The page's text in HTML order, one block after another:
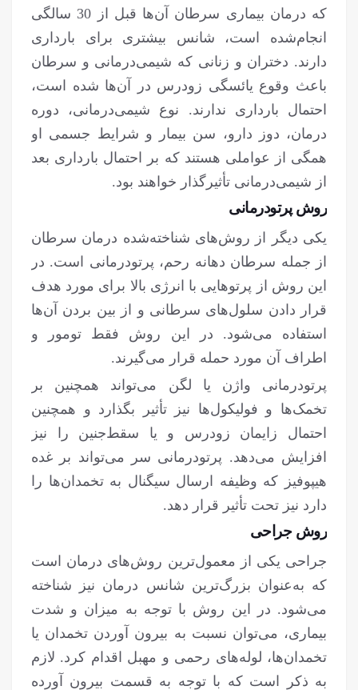
که درمان بیماری سرطان آن‌ها قبل از 30 سالگی
انجام‌شده است، شانس بیشتری برای بارداری
دارند. دختران و زنانی که شیمی‌درمانی و سرطان
باعث وقوع یائسگی زودرس در آن‌ها شده است،
احتمال بارداری ندارند. نوع شیمی‌درمانی، دوره
درمان، دوز دارو، سن بیمار و شرایط جسمی او
همگی از عواملی هستند که بر احتمال بارداری بعد
از شیمی‌درمانی تأثیرگذار خواهند بود.
روش پرتودرمانی
یکی دیگر از روش‌های شناخته‌شده درمان سرطان
از جمله سرطان دهانه رحم، پرتودرمانی است. در
این روش از پرتوهایی با انرژی بالا برای مورد هدف
قرار دادن سلول‌های سرطانی و از بین بردن آن‌ها
استفاده می‌شود. در این روش فقط تومور و
اطراف آن مورد حمله قرار می‌گیرند.
پرتودرمانی واژن یا لگن می‌تواند همچنین بر
تخمک‌ها و فولیکول‌ها نیز تأثیر بگذارد و همچنین
احتمال زایمان زودرس و یا سقط‌جنین را نیز
افزایش می‌دهد. پرتودرمانی سر می‌تواند بر غده
هیپوفیز که وظیفه ارسال سیگنال به تخمدان‌ها را
دارد نیز تحت تأثیر قرار دهد.
روش جراحی
جراحی یکی از معمول‌ترین روش‌های درمان است
که به‌عنوان بزرگ‌ترین شانس درمان نیز شناخته
می‌شود. در این روش با توجه به میزان و شدت
بیماری، می‌توان نسبت به بیرون آوردن تخمدان یا
تخمدان‌ها، لوله‌های رحمی و مهبل اقدام کرد. لازم
به ذکر است که با توجه به قسمت بیرون آورده